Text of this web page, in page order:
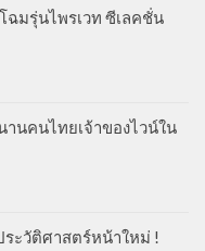
ฉมรุ่นไพรเวท ซีเลคชั่น
นคนไทยเจ้าของไวน์ใน
ระวัติศาสตร์หน้าใหม่ !